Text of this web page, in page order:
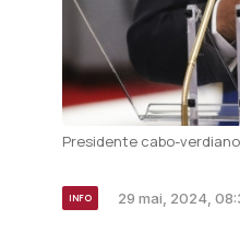
Presidente cabo-verdiano
INFO 29 mai, 2024,